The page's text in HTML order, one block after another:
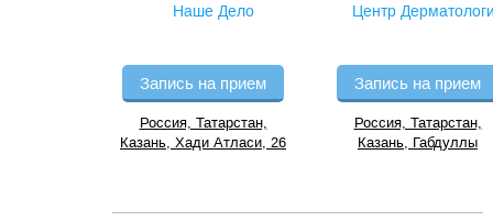
Наше Дело
Запись на прием
Россия, Татарстан,
Казань, Хади Атласи, 26
Центр
Запись на прием
Россия, Татарстан,
Казань, Габдуллы